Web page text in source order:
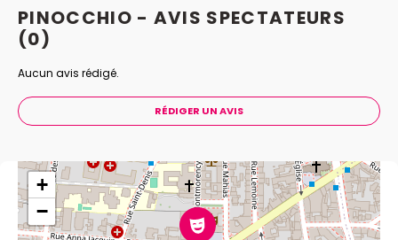
PINOCCHIO - AVIS SPECTATEURS
(0)
Aucun avis rédigé.
RÉDIGER UN AVIS
+
−